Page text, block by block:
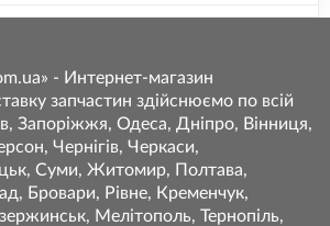
- Интернет-магазин
запчастин здійснюємо по всій
Запоріжжя, Одеса, Дніпро, Вінниця,
Чернігів, Черкаси,
Суми, Житомир, Полтава,
Бровари, Рівне, Кременчук,
Мелітополь, Тернопіль,